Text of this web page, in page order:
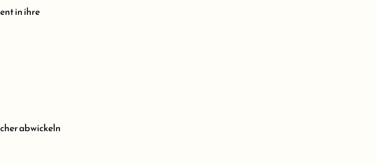
in ihre
abwickeln